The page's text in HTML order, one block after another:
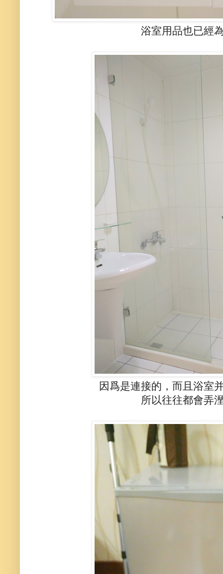
浴室用品也已經
因爲是連接的，而且浴室
所以往往都會弄